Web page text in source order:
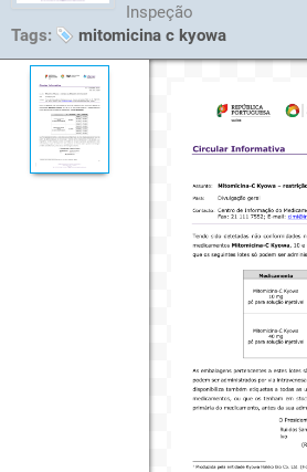
Inspeção
Tags:
mitomicina c kyowa